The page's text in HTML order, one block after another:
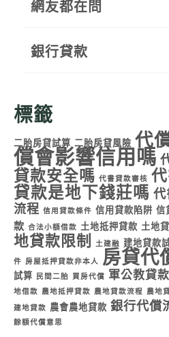
網友都在問
銀行貸款
標籤
二胎房貸試算 二胎房貸風險 代
償會影響信用嗎
貸款安全嗎 代書貸款審核
貸款是地下錢莊嗎 代
流程 信用貸款條件 信用貸款陷阱 信
款 合法小額借款 土地抵押貸款 土地
地貸款限制
土建融 建地貸款
件 房屋抵押貸款非本人 房貸代
試算
民間二胎 買房代償 軍公教貸
地借款
農地抵押貸款 農地貸款流程 農地
建地貸款 農會農地貸款 銀行代償
餘額代償意思